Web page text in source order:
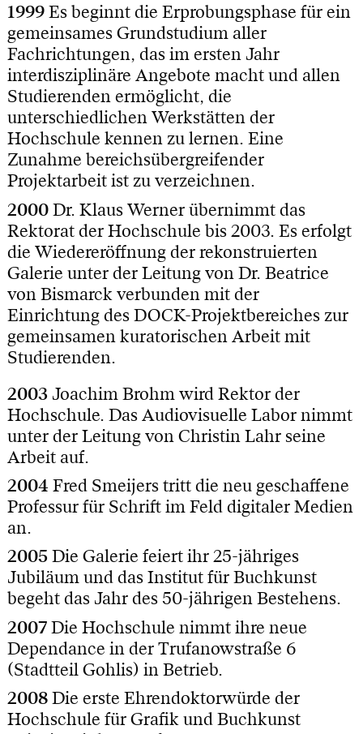
1999Es beginnt die Erprobungsphase für ein
gemeinsames Grundstudium aller
Fachrichtungen, das im ersten Jahr
interdisziplinäre Angebote macht und allen
Studierenden ermöglicht, die
unterschiedlichen Werkstätten der
Hochschule kennen zu lernen. Eine
Zunahme bereichsübergreifender
Projektarbeit ist zu verzeichnen.
2000Dr. Klaus Werner übernimmt das
Rektorat der Hochschule bis 2003. Es erfolgt
die Wiedereröffnung der rekonstruierten
Galerie unter der Leitung von Dr. Beatrice
von Bismarck verbunden mit der
Einrichtung des DOCK-Projektbereiches zur
gemeinsamen kuratorischen Arbeit mit
Studierenden.
2003 Joachim Brohm wird Rektor der
Hochschule. Das Audiovisuelle Labor nimmt
unter der Leitung von Christin Lahr seine
Arbeit auf.
2004 Fred Smeijers tritt die neu geschaffene
Professur für Schrift im Feld digitaler Medien
an.
2005Die Galerie feiert ihr 25-jähriges
Jubiläum und das Institut für Buchkunst
begeht das Jahr des 50-jährigen Bestehens.
2007Die Hochschule nimmt ihre neue
Dependance in der Trufanowstraße 6
(Stadtteil Gohlis) in Betrieb.
2008Die erste Ehrendoktorwürde der
Hochschule für Grafik und Buchkunst